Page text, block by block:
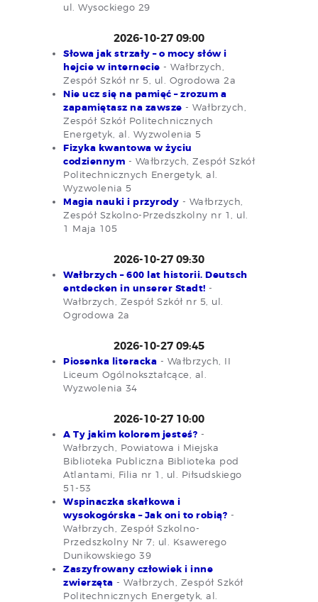
ul. Wysockiego 29
2026-10-27 09:00
Słowa jak strzały – o mocy słów i
hejcie w internecie - Wałbrzych,
Zespół Szkół nr 5, ul. Ogrodowa 2a
Nie ucz się na pamięć – zrozum a
zapamiętasz na zawsze - Wałbrzych,
Zespół Szkół Politechnicznych
Energetyk, al. Wyzwolenia 5
Fizyka kwantowa w życiu
codziennym - Wałbrzych, Zespół Szkół
Politechnicznych Energetyk, al.
Wyzwolenia 5
Magia nauki i przyrody - Wałbrzych,
Zespół Szkolno-Przedszkolny nr 1, ul.
1 Maja 105
2026-10-27 09:30
Wałbrzych – 600 lat historii. Deutsch
entdecken in unserer Stadt! -
Wałbrzych, Zespół Szkół nr 5, ul.
Ogrodowa 2a
2026-10-27 09:45
Piosenka literacka - Wałbrzych, II
Liceum Ogólnokształcące, al.
Wyzwolenia 34
2026-10-27 10:00
A Ty jakim kolorem jesteś? -
Wałbrzych, Powiatowa i Miejska
Biblioteka Publiczna Biblioteka pod
Atlantami, Filia nr 1, ul. Piłsudskiego
51-53
Wspinaczka skałkowa i
wysokogórska – Jak oni to robią? -
Wałbrzych, Zespół Szkolno-
Przedszkolny Nr 7; ul. Ksawerego
Dunikowskiego 39
Zaszyfrowany człowiek i inne
zwierzęta - Wałbrzych, Zespół Szkół
Politechnicznych Energetyk, al.